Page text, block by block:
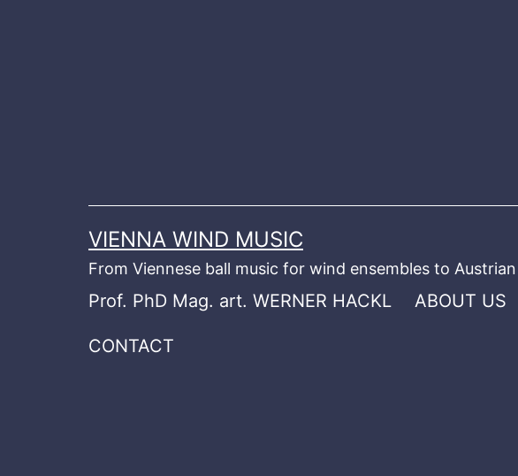
VIENNA WIND MUSIC
From Viennese ball music for wind ensembles to
Prof. PhD Mag. art. WERNER HACKL ABOUT US
CONTACT